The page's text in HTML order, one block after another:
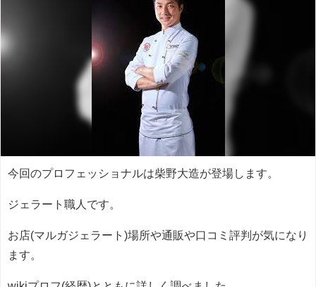
今回のプロフェッショナルは柴野大造が登場します。
ジェラート職人です。
お店(マルガジェラート)場所や通販や口コミ評判が気になり
ます。